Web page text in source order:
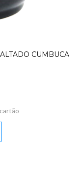
CUMBUCA